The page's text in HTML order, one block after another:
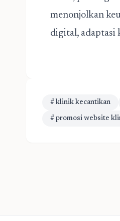
menonjolkan
digital, adaptasi
# klinik kecantikan
# promosi website